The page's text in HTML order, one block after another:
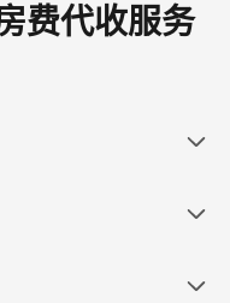
费代收服务